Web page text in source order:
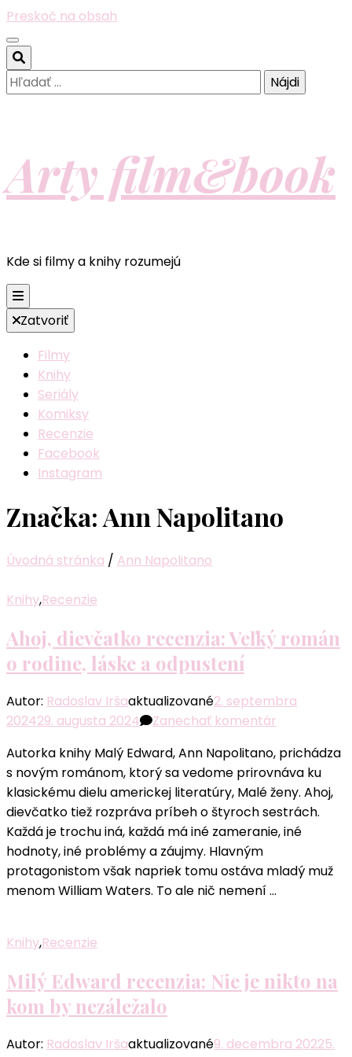
Preskoč na obsah
Hľadať:
Arty film&book
Kde si filmy a knihy rozumejú
Zatvoriť
Filmy
Knihy
Seriály
Komiksy
Recenzie
Facebook
Instagram
Značka:Ann Napolitano
Úvodná stránka / Ann Napolitano
Knihy,Recenzie
Ahoj, dievčatko recenzia: Veľký román
o rodine, láske a odpustení
Autor: Radoslav Iršaaktualizované2. septembra
202429. augusta 2024 Zanechať komentár
Ahoj,
dievčatko
recenzia:
Veľký
román
láske
Autorka knihy Malý Edward, Ann Napolitano, prichádza
s novým románom, ktorý sa vedome prirovnáva ku
klasickému dielu americkej literatúry, Malé ženy. Ahoj,
dievčatko tiež rozpráva príbeh o štyroch sestrách.
Každá je trochu iná, každá má iné zameranie, iné
hodnoty, iné problémy a záujmy. Hlavným
protagonistom však napriek tomu ostáva mladý muž
menom William Waters. To ale nič nemení …
Knihy,Recenzie
Milý Edward recenzia: Nie je nikto na
kom by nezáležalo
Autor: Radoslav Iršaaktualizované9. decembra 20225.